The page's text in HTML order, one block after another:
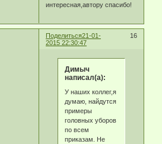
интересная,автору спасибо!
Поделиться 16
21-01-
2015 22:30:47
Димыч
написал(а):
У наших коллег,я
думаю, найдутся
примеры
головных уборов
по всем
приказам. Не